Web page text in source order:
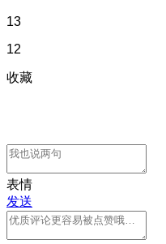
13
12
收藏
表情
发送